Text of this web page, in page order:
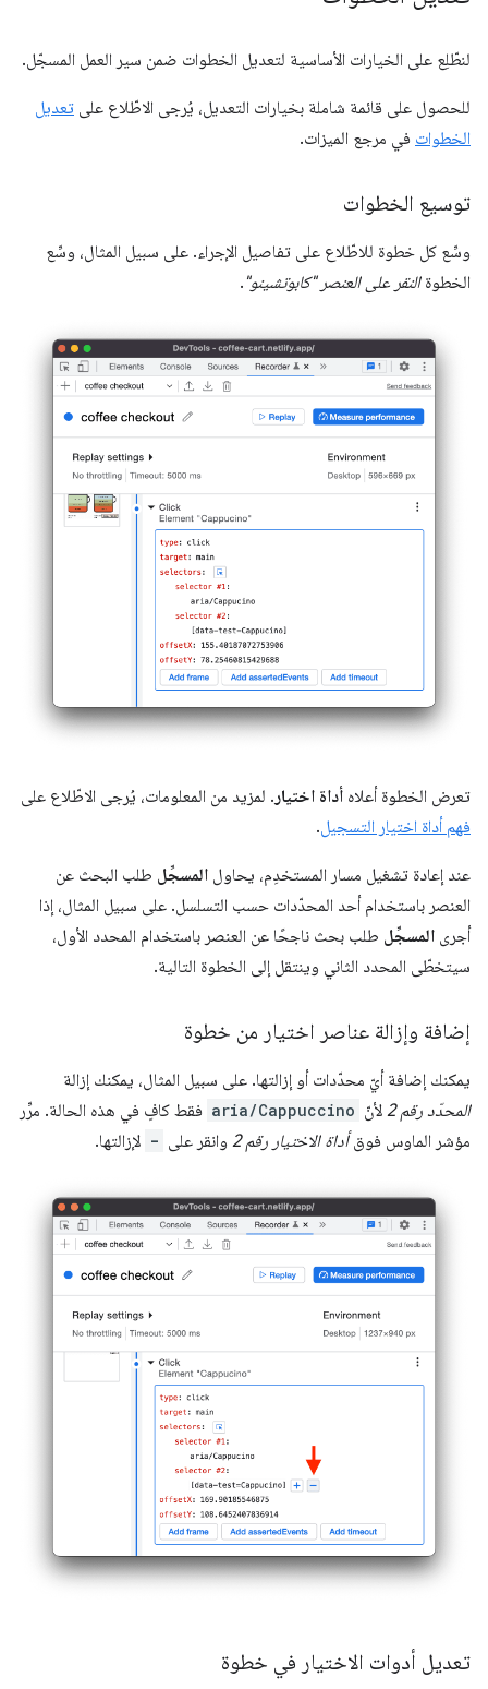
لنطّلِع على الخيارات الأساسية لتعديل الخطوات ضمن سير العمل المسجّل.
للحصول على قائمة شاملة بخيارات التعديل، يُرجى الاطّلاع على تعديل
الخطوات في مرجع الميزات.
توسيع الخطوات
وسِّع كل خطوة للاطّلاع على تفاصيل الإجراء. على سبيل المثال، وسِّع
الخطوةالنقر على العنصر "كابوتشينو" .
تعرض الخطوة أعلاه أداة اختيار . لمزيد من المعلومات، يُرجى الاطّلاع على
فهم أداة اختيار التسجيل.
عند إعادة تشغيل مسار المستخدِم، يحاول المسجِّل طلب البحث عن
العنصر باستخدام أحد المحدّدات حسب التسلسل. على سبيل المثال، إذا
أجرى المسجِّل طلب بحث ناجحًا عن العنصر باستخدام المحدد الأول،
سيتخطّى المحدد الثاني وينتقل إلى الخطوة التالية.
إضافة وإزالة عناصر اختيار من خطوة
يمكنك إضافة أيّ محدّدات أو إزالتها. على سبيل المثال، يمكنك إزالة
المحدّد رقم 2 لأنّ aria/Cappuccino فقط كافٍ في هذه الحالة. مرِّر
مؤشر الماوس فوقأداة الاختيار رقم 2 وانقر على - لإزالتها.
تعديل أدوات الاختيار في خطوة